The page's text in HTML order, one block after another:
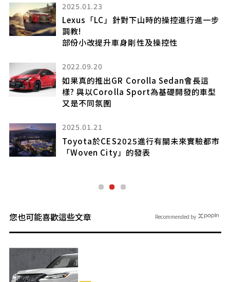
2025.01.23
Lexus「LC」針對下山時的操控進行進一步
調教!
部份小改提升車身剛性及操控性
2022.09.20
如果真的推出GR Corolla Sedan會長這
樣? 與以Corolla Sport為基礎開發的車型
又是不同氛圍
2025.01.21
Toyota於CES2025進行有關未來實驗都市
「Woven City」的發表
您也可能喜歡這些文章 Recommended by